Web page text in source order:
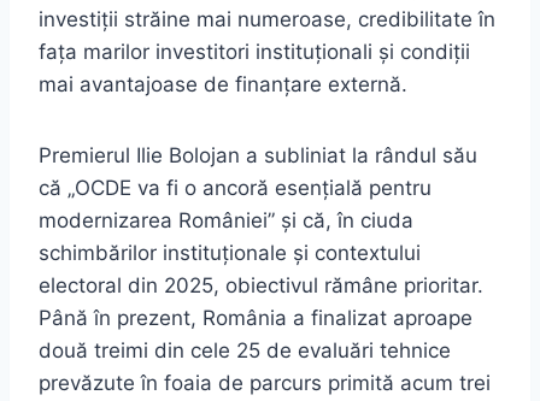
investiții străine mai numeroase, credibilitate în
fața marilor investitori instituționali și condiții
mai avantajoase de finanțare externă.
Premierul Ilie Bolojan a subliniat la rândul său
că „OCDE va fi o ancoră esențială pentru
modernizarea României” și că, în ciuda
schimbărilor instituționale și contextului
electoral din 2025, obiectivul rămâne prioritar.
Până în prezent, România a finalizat aproape
două treimi din cele 25 de evaluări tehnice
prevăzute în foaia de parcurs primită acum trei